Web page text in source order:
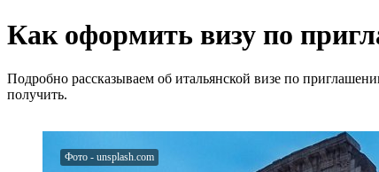
Как оформить визу по
Подробно рассказываем об итальянской визе по
получить.